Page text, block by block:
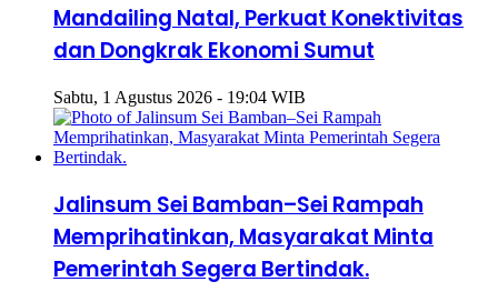
Mandailing Natal, Perkuat Konektivitas
dan Dongkrak Ekonomi Sumut
Sabtu, 1 Agustus 2026 - 19:04 WIB
Jalinsum Sei Bamban–Sei Rampah
Memprihatinkan, Masyarakat Minta
Pemerintah Segera Bertindak.